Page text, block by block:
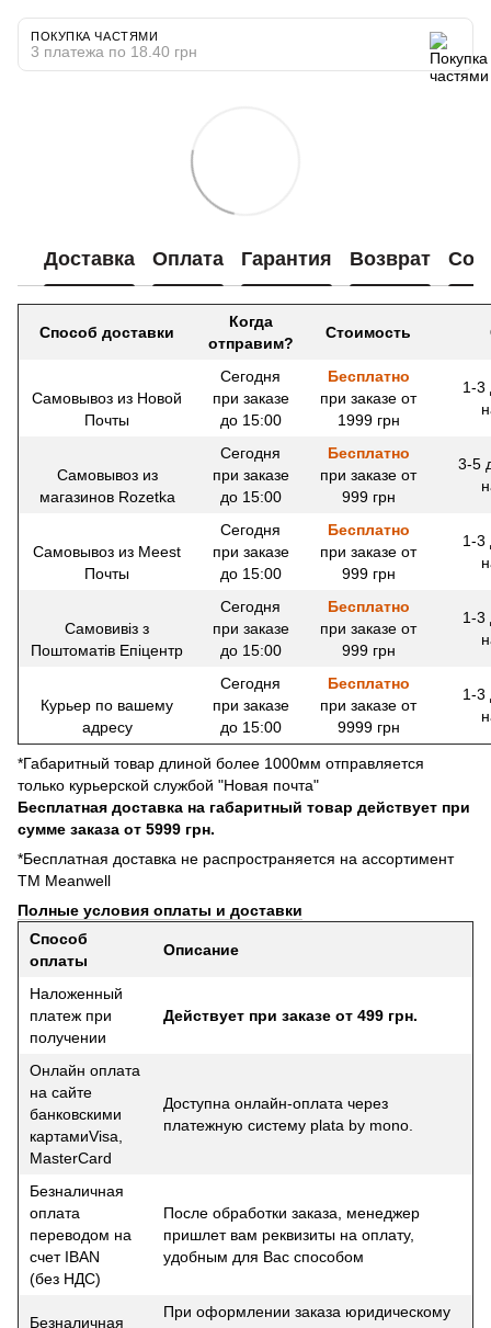
ПОКУПКА ЧАСТЯМИ
3 платежа по 18.40 грн
Доставка Оплата Гарантия Возврат
Способ доставки
Когда
отправим?
Стоимость
Самовывоз из Новой
Почты
Сегодня
при заказе
до 15:00
Бесплатно
при заказе от
1999 грн
1-3
Самовывоз из
магазинов Rozetka
Сегодня
при заказе
до 15:00
Бесплатно
при заказе от
999 грн
3-5
Самовывоз из Meest
Почты
Сегодня
при заказе
до 15:00
Бесплатно
при заказе от
999 грн
1-3
Самовивіз з
Поштоматів Епіцентр
Сегодня
при заказе
до 15:00
Бесплатно
при заказе от
999 грн
1-3
Курьер по вашему
адресу
Сегодня
при заказе
до 15:00
Бесплатно
при заказе от
9999 грн
1-3
*Габаритный товар длиной более 1000мм отправляется
только курьерской службой "Новая почта"
Бесплатная доставка на габаритный товар действует при
сумме заказа от 5999 грн.
*Бесплатная доставка не распространяется на ассортимент
ТМ Meanwell
Полные условия оплаты и доставки
Способ
оплаты
Описание
Наложенный
платеж при
получении
Действует при заказе от 499 грн.
Онлайн оплата
на сайте
банковскими
картамиVisa,
MasterCard
Доступна онлайн-оплата через
платежную систему plata by mono.
Безналичная
оплата
переводом на
счет IBAN
(без НДС)
После обработки заказа, менеджер
пришлет вам реквизиты на оплату,
удобным для Вас способом
Безналичная
При оформлении заказа юридическому